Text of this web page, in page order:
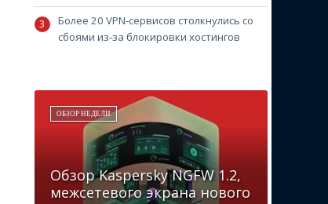
Более 20 VPN-сервисов столкнулись со
сбоями из-за блокировки хостингов
ОБЗОР НЕДЕЛИ
Обзор Kaspersky NGFW 1.2,
межсетевого экрана нового